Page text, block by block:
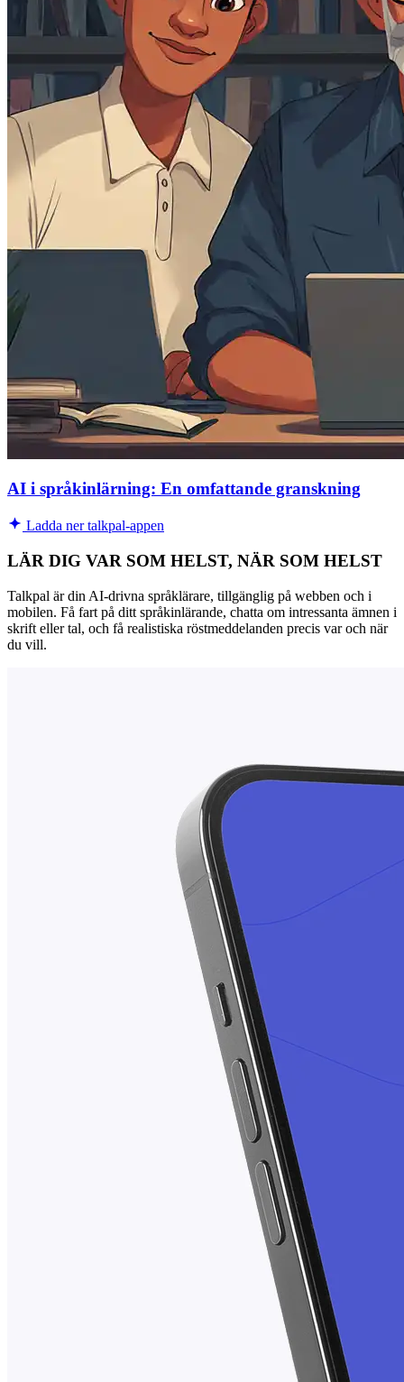
AI i språkinlärning: En omfattande granskning
Ladda ner talkpal-appen
LÄR DIG VAR SOM HELST, NÄR SOM HELST
Talkpal är din AI-drivna språklärare, tillgänglig på webben och i
mobilen. Få fart på ditt språkinlärande, chatta om intressanta ämnen i
skrift eller tal, och få realistiska röstmeddelanden precis var och när
du vill.